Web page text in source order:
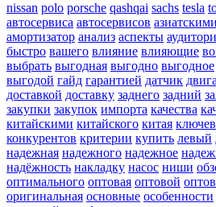
nissan polo porsche qashqai sachs tesla
автосервиса автосервисов азиатскими
амортизатор анализ аспекты
быстро вашего влияние влияющие
выбрать выгодная выгодно выгодное
выгодой гайд гарантией датчик
доставкой доставку заднего задний
закупки закупок импорта качества
китайскими китайского китая
конкурентов критерии купить левый
надежная надежного надежное
надёжность накладку насос ниши
оптимального оптовая оптовой
оригинальная основные особенности